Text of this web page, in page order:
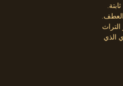
العطف.
والذي يتزامن مع الاحتفال ب (اليوم العالمي للآثار) إلى 18 ماي الذي